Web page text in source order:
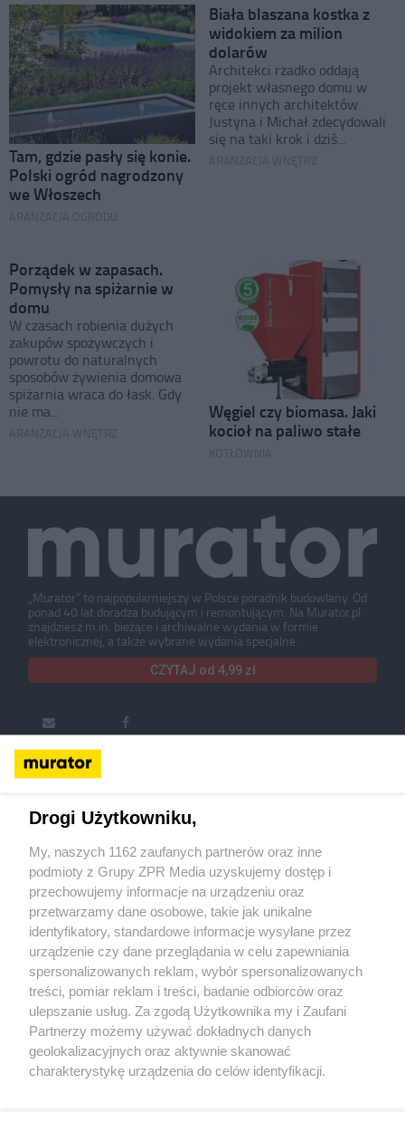
Tam, gdzie pasły się konie.
Polski ogród nagrodzony
we Włoszech
Biała blaszana kostka z
widokiem za milion
dolarów
Architekci rzadko oddają
projekt własnego domu w
ręce innych architektów.
Justyna i Michał zdecydowali
się na taki krok i dziś...
Porządek w zapasach.
Pomysły na spiżarnie w
domu
W czasach robienia dużych
zakupów spożywczych i
powrotu do naturalnych
sposobów żywienia domowa
spiżarnia wraca do łask. Gdy
nie ma...
Węgiel czy biomasa. Jaki
kocioł na paliwo stałe
„Murator” to najpopularniejszy w Polsce poradnik budowlany. Od
ponad 40 lat doradza budującym i remontującym. Na Murator.pl
znajdziesz m.in. bieżące i archiwalne wydania w formie
elektronicznej, a także wybrane wydania specjalne.
CZYTAJ od 4,99 zł
Murator ONLINE
Murator:Redakcja miesięcznika Redakcja wydań specjalnych
S.A ReklamaRegulamin serwisuWarunki sprzedaży
prywatności i cookiesDane osoboweLicencjePomoc Deklaracja
dostępności
Serwisy internetowe Budowa i Wnętrza:Murator.pl
Projekty.murator.plMuratorfinanse.plUrzadzamy.pl
Architektura.murator.plMuratorplus.plZdrowie i parenting:
Poradnikzdrowie.pl Mjakmama.plHobby: Podroze.plBeszamel.pl
News: Se.pl Superbiz.pl Superseriale.plHotplota.plEskacinema.pl
Radio: Eska.pl Eskarock.pl Voxfm.pl ESKA2 RadioPLUS.pl SKLEP
ONLINE:
Vivelo.pl
Miesięczniki: Murator Architektura-murator
Żaden utwór zamieszczony w serwisie nie może być powielany i rozpowszechniany
Drogi Użytkowniku,
My, naszych 1162 zaufanych partnerów oraz inne
podmioty z Grupy ZPR Media uzyskujemy dostęp i
przechowujemy informacje na urządzeniu oraz
przetwarzamy dane osobowe, takie jak unikalne
identyfikatory, standardowe informacje wysyłane przez
urządzenie czy dane przeglądania w celu zapewniania
spersonalizowanych reklam, wybór spersonalizowanych
treści, pomiar reklam i treści, badanie odbiorców oraz
ulepszanie usług. Za zgodą Użytkownika my i Zaufani
Partnerzy możemy używać dokładnych danych
geolokalizacyjnych oraz aktywnie skanować
charakterystykę urządzenia do celów identyfikacji.